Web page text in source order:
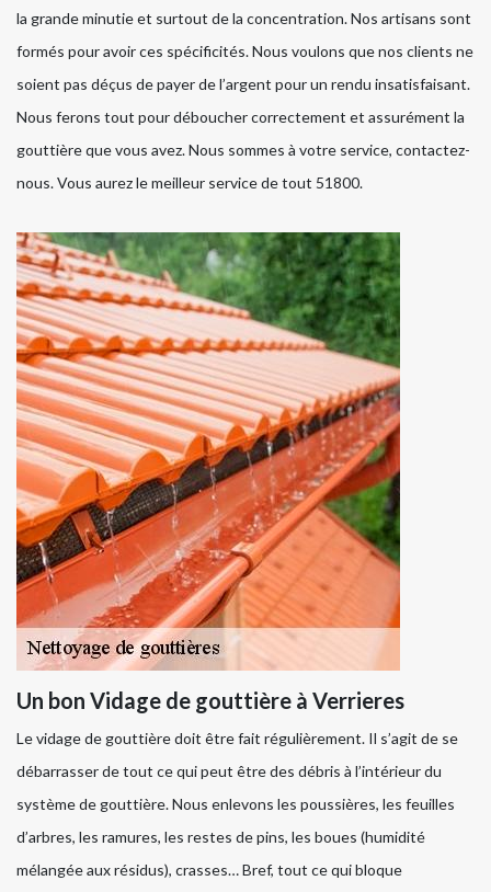
la grande minutie et surtout de la concentration. Nos artisans sont
formés pour avoir ces spécificités. Nous voulons que nos clients ne
soient pas déçus de payer de l’argent pour un rendu insatisfaisant.
Nous ferons tout pour déboucher correctement et assurément la
gouttière que vous avez. Nous sommes à votre service, contactez-
nous. Vous aurez le meilleur service de tout 51800.
Un bon Vidage de gouttière à Verrieres
Le vidage de gouttière doit être fait régulièrement. Il s’agit de se
débarrasser de tout ce qui peut être des débris à l’intérieur du
système de gouttière. Nous enlevons les poussières, les feuilles
d’arbres, les ramures, les restes de pins, les boues (humidité
mélangée aux résidus), crasses… Bref, tout ce qui bloque